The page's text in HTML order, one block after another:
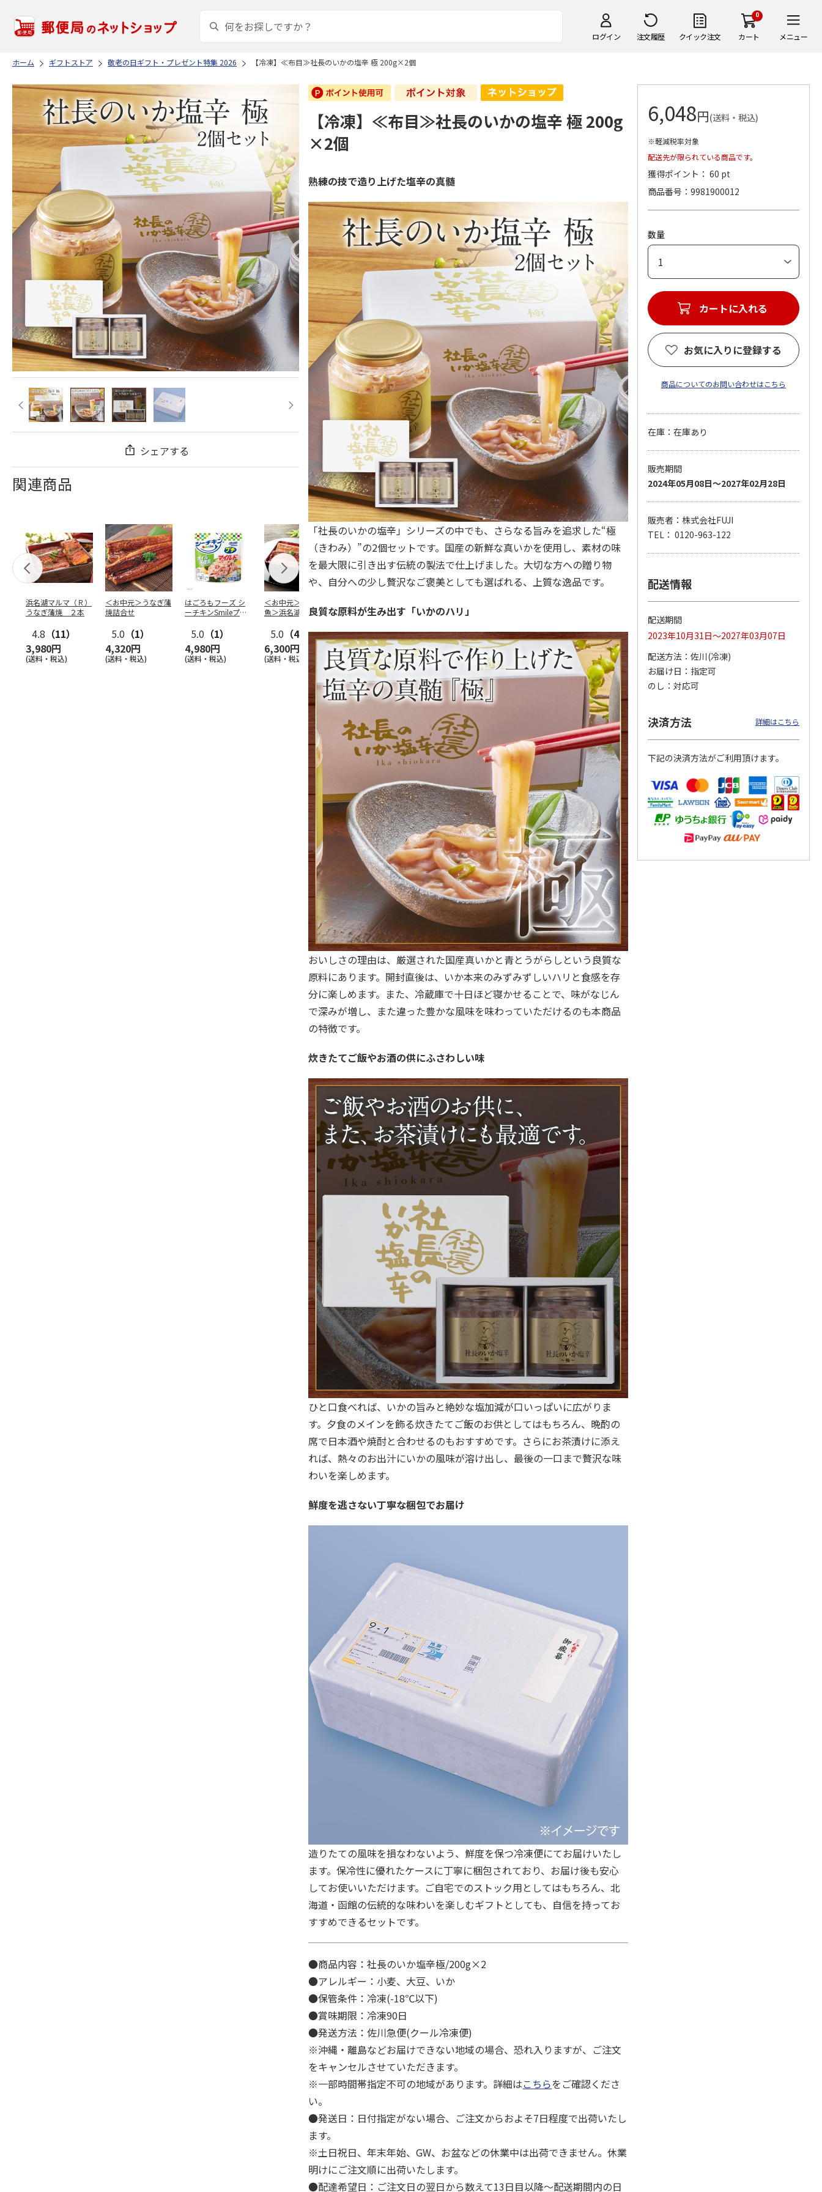
ログイン 注文履歴 クイック注文
0
カート メニュー
ホーム ギフトストア 敬老の日ギフト・プレゼント特集 2026 【冷凍】≪布目≫社長のいかの塩辛 極 200g×2個
シェアする
関連商品
浜名湖マルマ（Ｒ）
うなぎ蒲焼 ２本
4.8 （11）
3,980円
(送料・税込)
＜お中元＞うなぎ蒲
焼詰合せ
5.0 （1）
4,320円
(送料・税込)
はごろもフーズ シ
ーチキンSmileプチ
5.0 （1）
4,980円
(送料・税込)
＜お中元＞＜大和養
魚＞浜名湖うなぎ蒲
5.0 （4）
6,300円
(送料・税込)
焼詰合せ
5,400円
(送料・税込)
魚＞浜名湖うなぎ蒲
5.0（1）
11,800円
(送料・税込)
5.0（1）
3,780円
(送料・税込)
呼子朝市ひもの詰合
4.5（8）
3,300円
(送料・税込)
＜お中元＞愛知三河
ト
5.0（1）
(送料・税込)
＜お中元＞函館味く
5.0（1）
【冷凍】≪布目≫社長のいかの塩辛 極 200g
×2個
熟練の技で造り上げた塩辛の真髄
「社長のいかの塩辛」シリーズの中でも、さらなる旨みを追求した“極
（きわみ）”の2個セットです。国産の新鮮な真いかを使用し、素材の味
を最大限に引き出す伝統の製法で仕上げました。大切な方への贈り物
や、自分への少し贅沢なご褒美としても選ばれる、上質な逸品です。
良質な原料が生み出す「いかのハリ」
おいしさの理由は、厳選された国産真いかと青とうがらしという良質な
原料にあります。開封直後は、いか本来のみずみずしいハリと食感を存
分に楽しめます。また、冷蔵庫で十日ほど寝かせることで、味がなじん
で深みが増し、また違った豊かな風味を味わっていただけるのも本商品
の特徴です。
炊きたてご飯やお酒の供にふさわしい味
ひと口食べれば、いかの旨みと絶妙な塩加減が口いっぱいに広がりま
す。夕食のメインを飾る炊きたてご飯のお供としてはもちろん、晩酌の
席で日本酒や焼酎と合わせるのもおすすめです。さらにお茶漬けに添え
れば、熱々のお出汁にいかの風味が溶け出し、最後の一口まで贅沢な味
わいを楽しめます。
鮮度を逃さない丁寧な梱包でお届け
造りたての風味を損なわないよう、鮮度を保つ冷凍便にてお届けいたし
ます。保冷性に優れたケースに丁寧に梱包されており、お届け後も安心
してお使いいただけます。ご自宅でのストック用としてはもちろん、北
海道・函館の伝統的な味わいを楽しむギフトとしても、自信を持ってお
すすめできるセットです。
●商品内容：社長のいか塩辛極/200g×2
●アレルギー：小麦、大豆、いか
●保管条件：冷凍(-18℃以下)
●賞味期限：冷凍90日
●発送方法：佐川急便(クール冷凍便)
※沖縄・離島などお届けできない地域の場合、恐れ入りますが、ご注文
をキャンセルさせていただきます。
※一部時間帯指定不可の地域があります。詳細はこちらをご確認くださ
い。
●発送日：日付指定がない場合、ご注文からおよそ7日程度で出荷いたし
ます。
※土日祝日、年末年始、GW、お盆などの休業中は出荷できません。休業
明けにご注文順に出荷いたします。
●配達希望日：ご注文日の翌日から数えて13日目以降～配送期間内の日
6,048円(送料・税込)
※軽減税率対象
配送先が限られている商品です。
獲得ポイント： 60 pt
商品番号
9981900012
数量
お気に入りに登録する
商品についてのお問い合わせはこちら
在庫：在庫あり
販売期間
2024年05月08日～2027年02月28日
販売者：株式会社FUJI
TEL： 0120-963-122
配送情報
配送期間
2023年10月31日～2027年03月07日
配送方法
佐川(冷凍)
お届け日
指定可
のし
対応可
決済方法 詳細はこちら
下記の決済方法がご利用頂けます。